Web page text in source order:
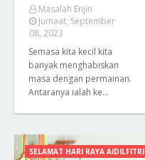
Masalah Enjin
Jumaat, September
08, 2023
Semasa kita kecil kita
banyak menghabiskan
masa dengan permainan.
Antaranya ialah ke…
SELAMAT HARI RAYA AIDILFITRI